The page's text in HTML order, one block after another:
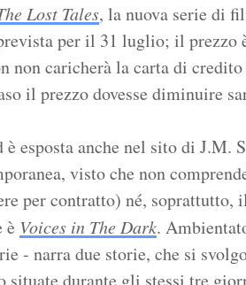
Lost Tales, la nuova serie di
per il 31 luglio; il prezzo
non caricherà la carta di
il prezzo dovesse diminuire
esposta anche nel sito di J.M.
visto che non
per contratto) né,
è Voices in The Dark.
- narra due storie, che si